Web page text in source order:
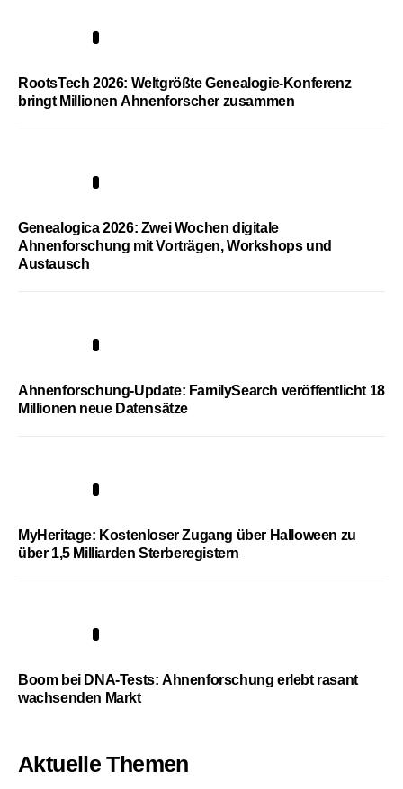
RootsTech 2026: Weltgrößte Genealogie-Konferenz
bringt Millionen Ahnenforscher zusammen
Genealogica 2026: Zwei Wochen digitale
Ahnenforschung mit Vorträgen, Workshops und
Austausch
Ahnenforschung-Update: FamilySearch veröffentlicht 18
Millionen neue Datensätze
MyHeritage: Kostenloser Zugang über Halloween zu
über 1,5 Milliarden Sterberegistern
Boom bei DNA-Tests: Ahnenforschung erlebt rasant
wachsenden Markt
Aktuelle Themen